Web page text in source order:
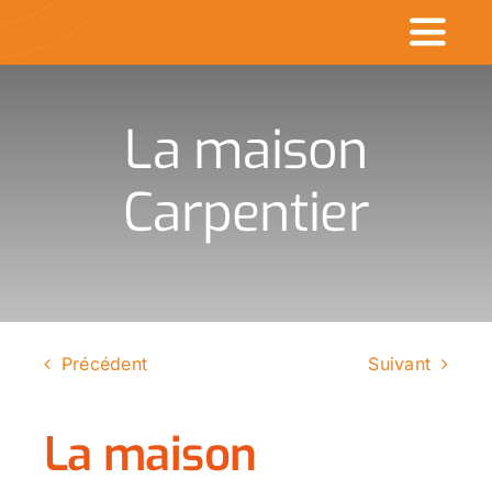
Commerçants en
Made in CDK
Rechercher
La maison
Carpentier
Précédent Suivant
La maison